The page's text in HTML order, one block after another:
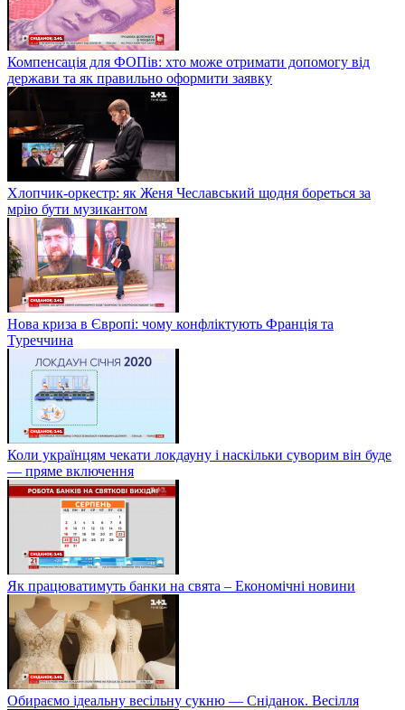
Компенсація для ФОПів: хто може отримати допомогу від
держави та як правильно оформити заявку
Хлопчик-оркестр: як Женя Чеславський щодня бореться за
мрію бути музикантом
Нова криза в Європі: чому конфліктують Франція та
Туреччина
Коли українцям чекати локдауну і наскільки суворим він буде
— пряме включення
Як працюватимуть банки на свята – Економічні новини
Обираємо ідеальну весільну сукню — Сніданок. Весілля